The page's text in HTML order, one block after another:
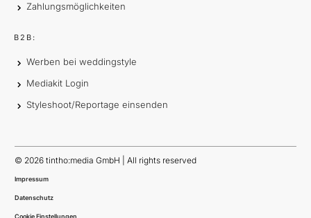
Zahlungsmöglichkeiten
B2B:
Werben bei weddingstyle
Mediakit Login
Styleshoot/Reportage einsenden
© 2026 tintho:media GmbH | All rights reserved
Impressum
Datenschutz